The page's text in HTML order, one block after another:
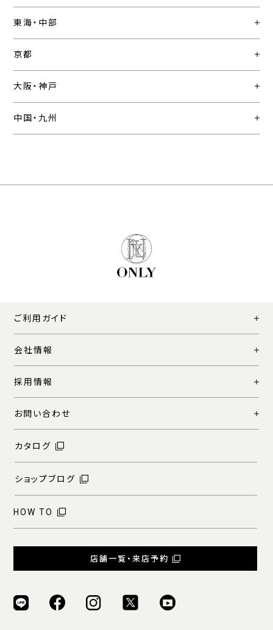
東海・中部
京都
大阪・神戸
中国・九州
ご利用ガイド
会社情報
採用情報
お問い合わせ
カタログ
ショップブログ
HOW TO
店舗一覧・来店予約